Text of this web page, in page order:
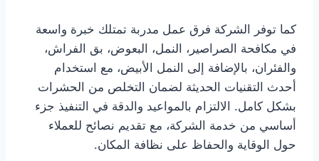
كما توفر الشركة فرق عمل مدربة تمتلك خبرة واسعة
في مكافحة الصراصير، النمل، البعوض، بق الفراش،
والفئران، بالإضافة إلى النمل الأبيض، مع استخدام
أحدث التقنيات الحديثة لضمان التخلص من الحشرات
بشكل كامل. الالتزام بالمواعيد والدقة في التنفيذ جزء
أساسي من خدمة الشركة، مع تقديم نصائح للعملاء
حول الوقاية والحفاظ على نظافة المكان.